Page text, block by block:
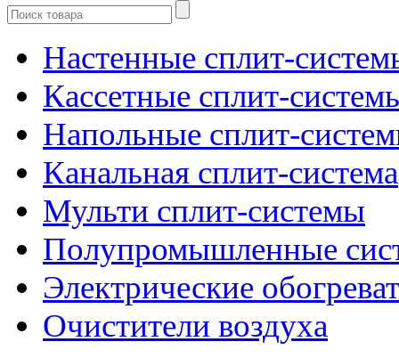
Настенные сплит-
Кассетные сплит-
Напольные сплит-
Канальная сплит-система
Мульти сплит-системы
Полупромышленные
Электрические
Очистители воздуха